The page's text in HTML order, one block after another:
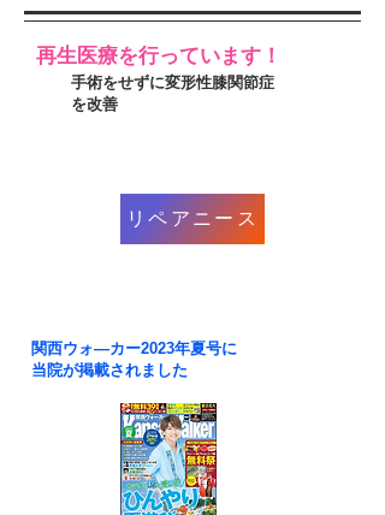
再生医療を行っています！
手術をせずに変形性膝関節症
を改善
リペアニース
​関西ウォ―カー2023年夏号に
当院が掲載されました